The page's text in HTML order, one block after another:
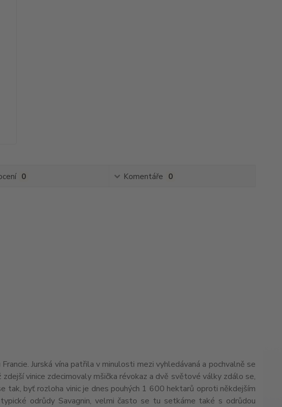
0 Komentáře 0
Jurská vína patřila v minulosti mezi vyhledávaná a pochvalně se
vinice zdecimovaly mšička révokaz a dvě světové války zdálo se,
tak, byť rozloha vinic je dnes pouhých 1 600 hektarů oproti někdejším
odrůdy Savagnin, velmi často se tu setkáme také s odrůdou